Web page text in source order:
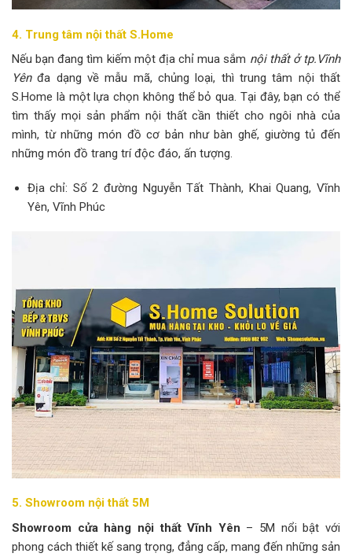
4. Trung tâm nội thất S.Home
Nếu bạn đang tìm kiếm một địa chỉ mua sắm nội thất ở tp.Vĩnh
Yênđa dạng về mẫu mã, chủng loại, thì trung tâm nội thất
S.Home là một lựa chọn không thể bỏ qua. Tại đây, bạn có thể
tìm thấy mọi sản phẩm nội thất cần thiết cho ngôi nhà của
mình, từ những món đồ cơ bản như bàn ghế, giường tủ đến
những món đồ trang trí độc đáo, ấn tượng.
Địa chỉ: Số 2 đường Nguyễn Tất Thành, Khai Quang, Vĩnh
Yên, Vĩnh Phúc
5. Showroom nội thất 5M
Showroom cửa hàng nội thất Vĩnh Yên – 5M nổi bật với
phong cách thiết kế sang trọng, đẳng cấp, mang đến những sản